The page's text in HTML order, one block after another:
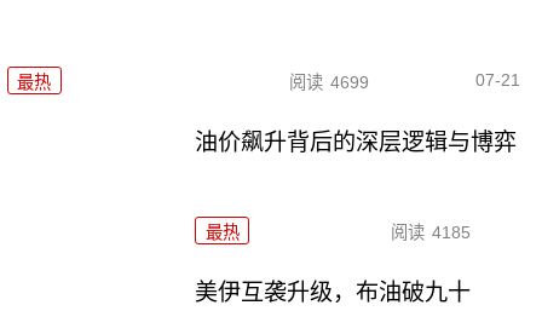
最热 阅读 4699 07-21
油价飙升背后的深层逻辑与博弈
最热 阅读 4185
美伊互袭升级，布油破九十